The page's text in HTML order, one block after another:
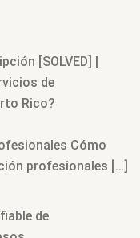
[SOLVED] |
de
Rico?
Cómo
profesionales […]
de